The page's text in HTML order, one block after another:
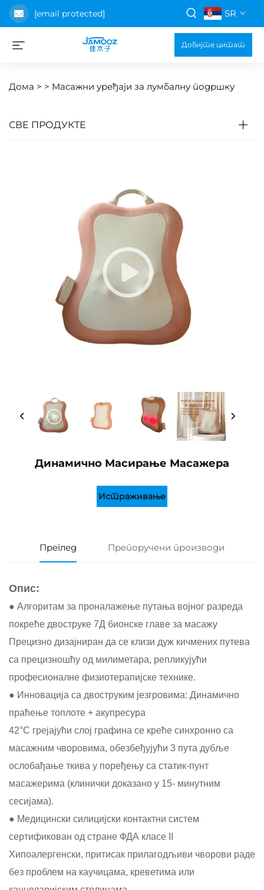
[email protected] SR
Добијте цитат
Дома > > Масажни уређаји за лумбалну подршку
СВЕ ПРОДУКТЕ
Динамично Масирање Масажера
Истраживање
Преглед Препоручени производи
Опис:
● Алгоритам за проналажење путања војног разреда
покреће двоструке 7Д бионске главе за масажу
Прецизно дизајниран да се клизи дуж кичмених путева
са прецизношћу од милиметара, репликујући
професионалне физиотерапијске технике.
● Инновација са двоструким језгровима: Динамично
праћење топлоте + акупресура
42°C грејајући слој графина се креће синхронно са
масажним чворовима, обезбеђујући 3 пута дубље
ослобађање ткива у поређењу са статик-пунт
масажерима (клинички доказано у 15- минутним
сесијама).
● Медицински силицијски контактни систем
сертификован од стране ФДА класе II
Хипоалергенски, притисак прилагодљиви чворови раде
без проблем на каучицама, креветима или